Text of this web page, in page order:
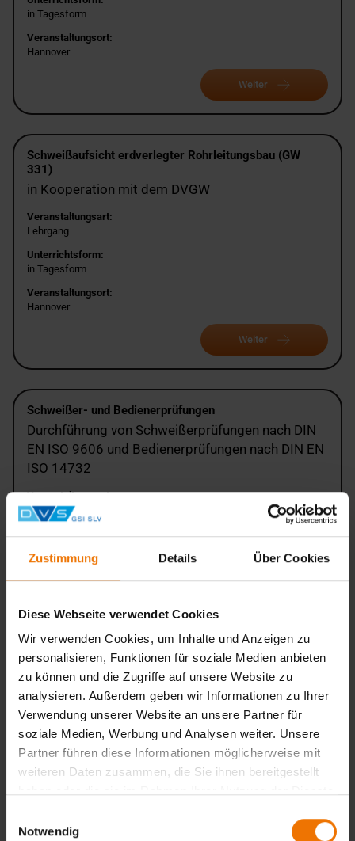
Zustimmung Details Über Cookies
Diese Webseite verwendet Cookies
Wir verwenden Cookies, um Inhalte und Anzeigen zu
personalisieren, Funktionen für soziale Medien anbieten
zu können und die Zugriffe auf unsere Website zu
analysieren. Außerdem geben wir Informationen zu Ihrer
Verwendung unserer Website an unsere Partner für
soziale Medien, Werbung und Analysen weiter. Unsere
Partner führen diese Informationen möglicherweise mit
weiteren Daten zusammen, die Sie ihnen bereitgestellt
Notwendig
in Tagesform
Veranstaltungsort:
Hannover
Weiter
Schweißaufsicht erdverlegter Rohrleitungsbau (GW
331)
in Kooperation mit dem DVGW
Veranstaltungsart:
Lehrgang
Unterrichtsform:
in Tagesform
Veranstaltungsort:
Hannover
Weiter
Schweißer- und Bedienerprüfungen
Durchführung von Schweißerprüfungen nach DIN
EN ISO 9606 und Bedienerprüfungen nach DIN EN
ISO 14732
Veranstaltungsart:
Seminar
Unterrichtsform:
Weiterbildung für Schweißfachleute
Veranstaltungsart:
Seminar
in Tagesform
Hannover